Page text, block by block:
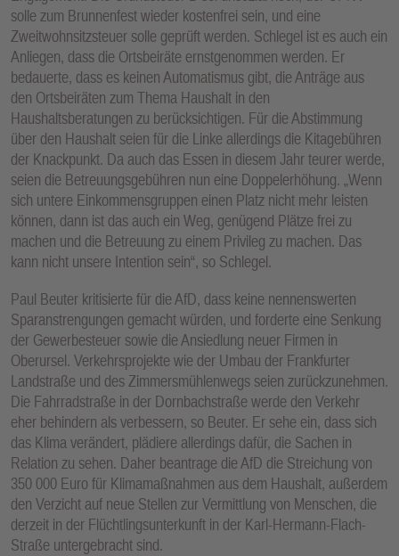
solle zum Brunnenfest wieder kostenfrei sein, und eine
Zweitwohnsitzsteuer solle geprüft werden. Schlegel ist es auch ein
Anliegen, dass die Ortsbeiräte ernstgenommen werden. Er
bedauerte, dass es keinen Automatismus gibt, die Anträge aus
den Ortsbeiräten zum Thema Haushalt in den
Haushaltsberatungen zu berücksichtigen. Für die Abstimmung
über den Haushalt seien für die Linke allerdings die Kitagebühren
der Knackpunkt. Da auch das Essen in diesem Jahr teurer werde,
seien die Betreuungsgebühren nun eine Doppelerhöhung. „Wenn
sich untere Einkommensgruppen einen Platz nicht mehr leisten
können, dann ist das auch ein Weg, genügend Plätze frei zu
machen und die Betreuung zu einem Privileg zu machen. Das
kann nicht unsere Intention sein“, so Schlegel.
Paul Beuter kritisierte für die AfD, dass keine nennenswerten
Sparanstrengungen gemacht würden, und forderte eine Senkung
der Gewerbesteuer sowie die Ansiedlung neuer Firmen in
Oberursel. Verkehrsprojekte wie der Umbau der Frankfurter
Landstraße und des Zimmersmühlenwegs seien zurückzunehmen.
Die Fahrradstraße in der Dornbachstraße werde den Verkehr
eher behindern als verbessern, so Beuter. Er sehe ein, dass sich
das Klima verändert, plädiere allerdings dafür, die Sachen in
Relation zu sehen. Daher beantrage die AfD die Streichung von
350 000 Euro für Klimamaßnahmen aus dem Haushalt, außerdem
den Verzicht auf neue Stellen zur Vermittlung von Menschen, die
derzeit in der Flüchtlingsunterkunft in der Karl-Hermann-Flach-
Straße untergebracht sind.